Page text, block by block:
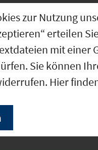
zur Nutzung
erteilen
mit
Sie können
Hier